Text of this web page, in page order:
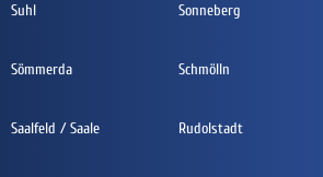
Suhl Sonneberg
Sömmerda Schmölln
Saalfeld / Saale Rudolstadt